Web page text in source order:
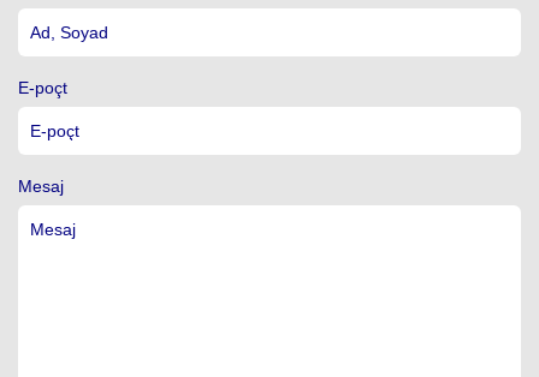
E-poçt
Mesaj